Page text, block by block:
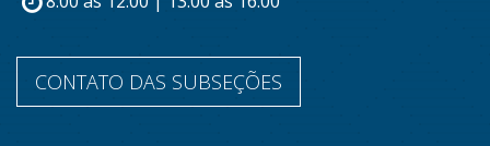
CONTATO DAS SUBSEÇÕES